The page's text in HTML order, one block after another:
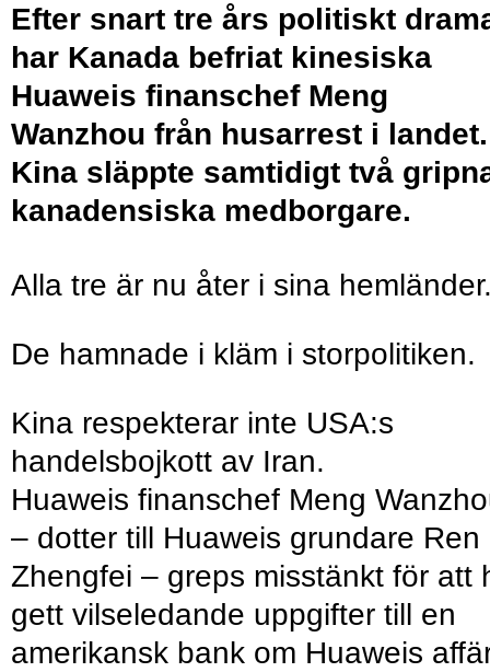
Efter snart tre års politiskt
har Kanada befriat kinesiska
Huaweis finanschef Meng
Wanzhou från husarrest i landet.
Kina släppte samtidigt två
kanadensiska medborgare.
Alla tre är nu åter i sina
De hamnade i kläm i storpolitiken.
Kina respekterar inte USA:s
handelsbojkott av Iran.
Huaweis finanschef Meng
– dotter till Huaweis grundare Ren
Zhengfei – greps misstänkt för att
gett vilseledande uppgifter till en
amerikansk bank om Huaweis